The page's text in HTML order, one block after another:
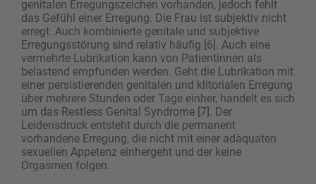
genitalen Erregungszeichen vorhanden, jedoch fehlt
das Gefühl einer Erregung. Die Frau ist subjektiv nicht
erregt. Auch kombinierte genitale und subjektive
Erregungsstörung sind relativ häufig [6]. Auch eine
vermehrte Lubrikation kann von Patientinnen als
belastend empfunden werden. Geht die Lubrikation mit
einer persistierenden genitalen und ­klitorialen Erregung
über mehrere Stunden oder Tage einher, handelt es sich
um das Restless Genital Syndrome [7]. Der
Leidensdruck entsteht durch die permanent
vorhandene Erregung, die nicht mit einer adäquaten
sexuellen ­Appetenz einhergeht und der keine
Orgasmen folgen.